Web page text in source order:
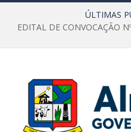
ÚLTIMAS
EDITAL DE CONVOCAÇÃO